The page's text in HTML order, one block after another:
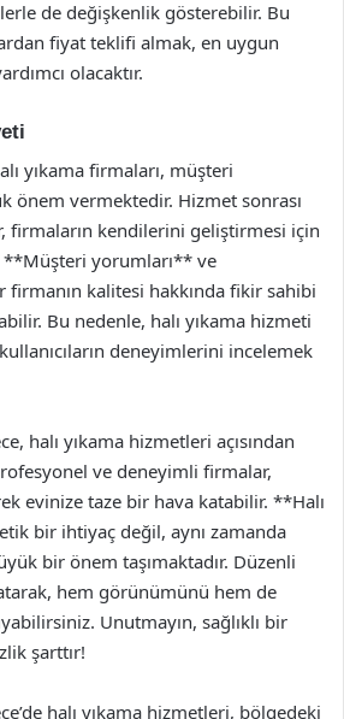
de değişkenlik gösterebilir. Bu
fiyat teklifi almak, en uygun
olacaktır.
yıkama firmaları, müşteri
önem vermektedir. Hizmet sonrası
firmaların kendilerini geliştirmesi için
yorumları** ve
kalitesi hakkında fikir sahibi
Bu nedenle, halı yıkama hizmeti
deneyimlerini incelemek
halı yıkama hizmetleri açısından
ve deneyimli firmalar,
evinize taze bir hava katabilir. **Halı
bir ihtiyaç değil, aynı zamanda
bir önem taşımaktadır. Düzenli
hem görünümünü hem de
Unutmayın, sağlıklı bir
şarttır!
halı yıkama hizmetleri, bölgedeki